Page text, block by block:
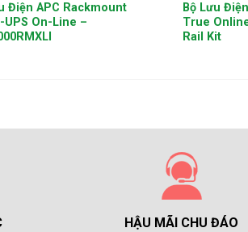
Điện APC Rackmount
UPS On-Line –
Bộ Lưu
True
Rail Kit
HẬU MÃI CHU ĐÁO